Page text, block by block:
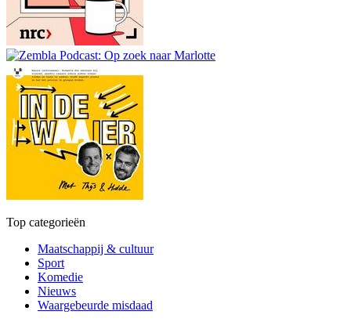
Top categorieën
Maatschappij & cultuur
Sport
Komedie
Nieuws
Waargebeurde misdaad